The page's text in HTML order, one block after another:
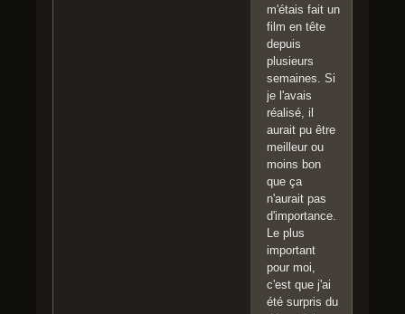
m'étais fait un
film en tête
depuis
plusieurs
semaines. Si
je l'avais
réalisé, il
aurait pu être
meilleur ou
moins bon
que ça
n'aurait pas
d'importance.
Le plus
important
pour moi,
c'est que j'ai
été surpris du